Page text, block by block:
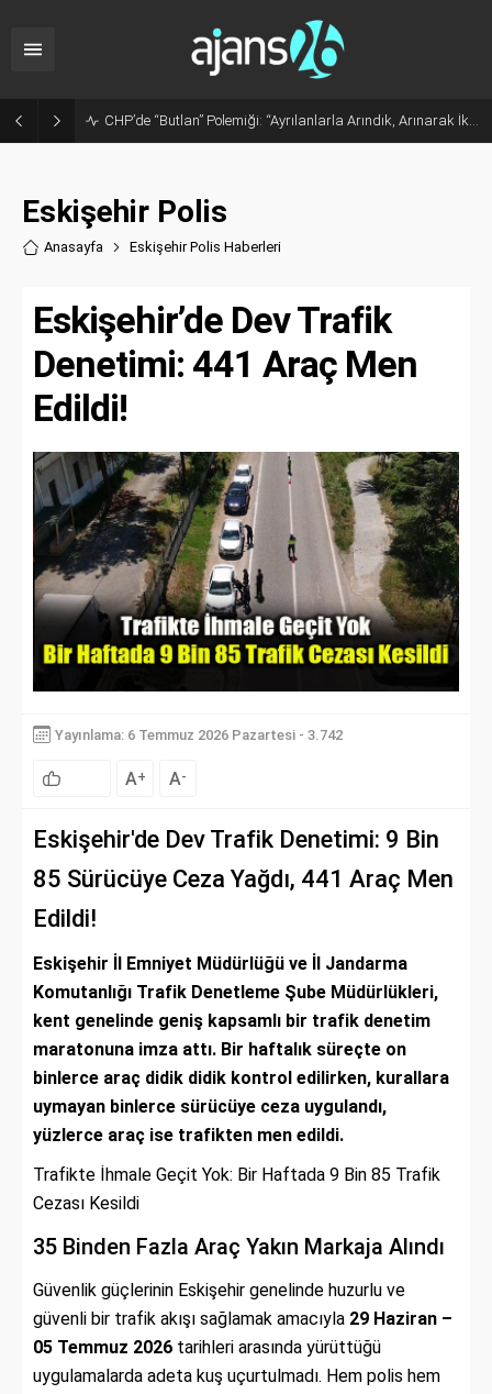
Sanayide Altyapı ve Temizlik Tepkisi: Gürhan Albayrak Küçük Sanayi Esnafını Ziyaret Etti
Eskişehir Polis
Anasayfa Eskişehir Polis Haberleri
Eskişehir’de Dev Trafik
Denetimi: 441 Araç Men
Edildi!
Yayınlama: 6 Temmuz 2026 Pazartesi - 3.742
A+ A-
Eskişehir'de Dev Trafik Denetimi: 9 Bin
85 Sürücüye Ceza Yağdı, 441 Araç Men
Edildi!
Eskişehir İl Emniyet Müdürlüğü ve İl Jandarma
Komutanlığı Trafik Denetleme Şube Müdürlükleri,
kent genelinde geniş kapsamlı bir trafik denetim
maratonuna imza attı. Bir haftalık süreçte on
binlerce araç didik didik kontrol edilirken, kurallara
uymayan binlerce sürücüye ceza uygulandı,
yüzlerce araç ise trafikten men edildi.
Trafikte İhmale Geçit Yok: Bir Haftada 9 Bin 85 Trafik
Cezası Kesildi
35 Binden Fazla Araç Yakın Markaja Alındı
Güvenlik güçlerinin Eskişehir genelinde huzurlu ve
güvenli bir trafik akışı sağlamak amacıyla 29 Haziran –
05 Temmuz 2026 tarihleri arasında yürüttüğü
uygulamalarda adeta kuş uçurtulmadı. Hem polis hem